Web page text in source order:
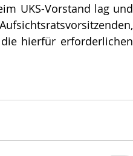
UKS-Vorstand lag und
hierfür erforderlichen